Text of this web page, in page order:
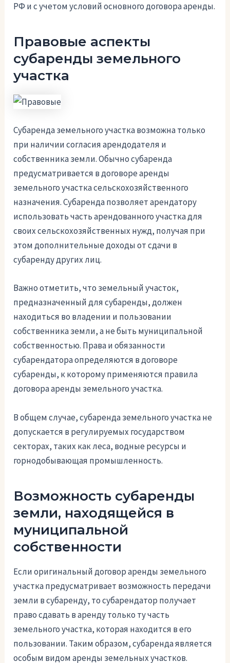
РФ и с учетом условий основного договора аренды.
Правовые аспекты
субаренды земельного
участка
Субаренда земельного участка возможна только
при наличии согласия арендодателя и
собственника земли. Обычно субаренда
предусматривается в договоре аренды
земельного участка сельскохозяйственного
назначения. Субаренда позволяет арендатору
использовать часть арендованного участка для
своих сельскохозяйственных нужд, получая при
этом дополнительные доходы от сдачи в
субаренду других лиц.
Важно отметить, что земельный участок,
предназначенный для субаренды, должен
находиться во владении и пользовании
собственника земли, а не быть муниципальной
собственностью. Права и обязанности
субарендатора определяются в договоре
субаренды, к которому применяются правила
договора аренды земельного участка.
В общем случае, субаренда земельного участка не
допускается в регулируемых государством
секторах, таких как леса, водные ресурсы и
горнодобывающая промышленность.
Возможность субаренды
земли, находящейся в
муниципальной
собственности
Если оригинальный договор аренды земельного
участка предусматривает возможность передачи
земли в субаренду, то субарендатор получает
право сдавать в аренду только ту часть
земельного участка, которая находится в его
пользовании. Таким образом, субаренда является
особым видом аренды земельных участков.